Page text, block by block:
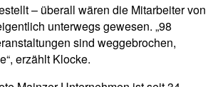
– überall wären die Mitarbeiter von
unterwegs gewesen. „98
sind weggebrochen,
erzählt Klocke.